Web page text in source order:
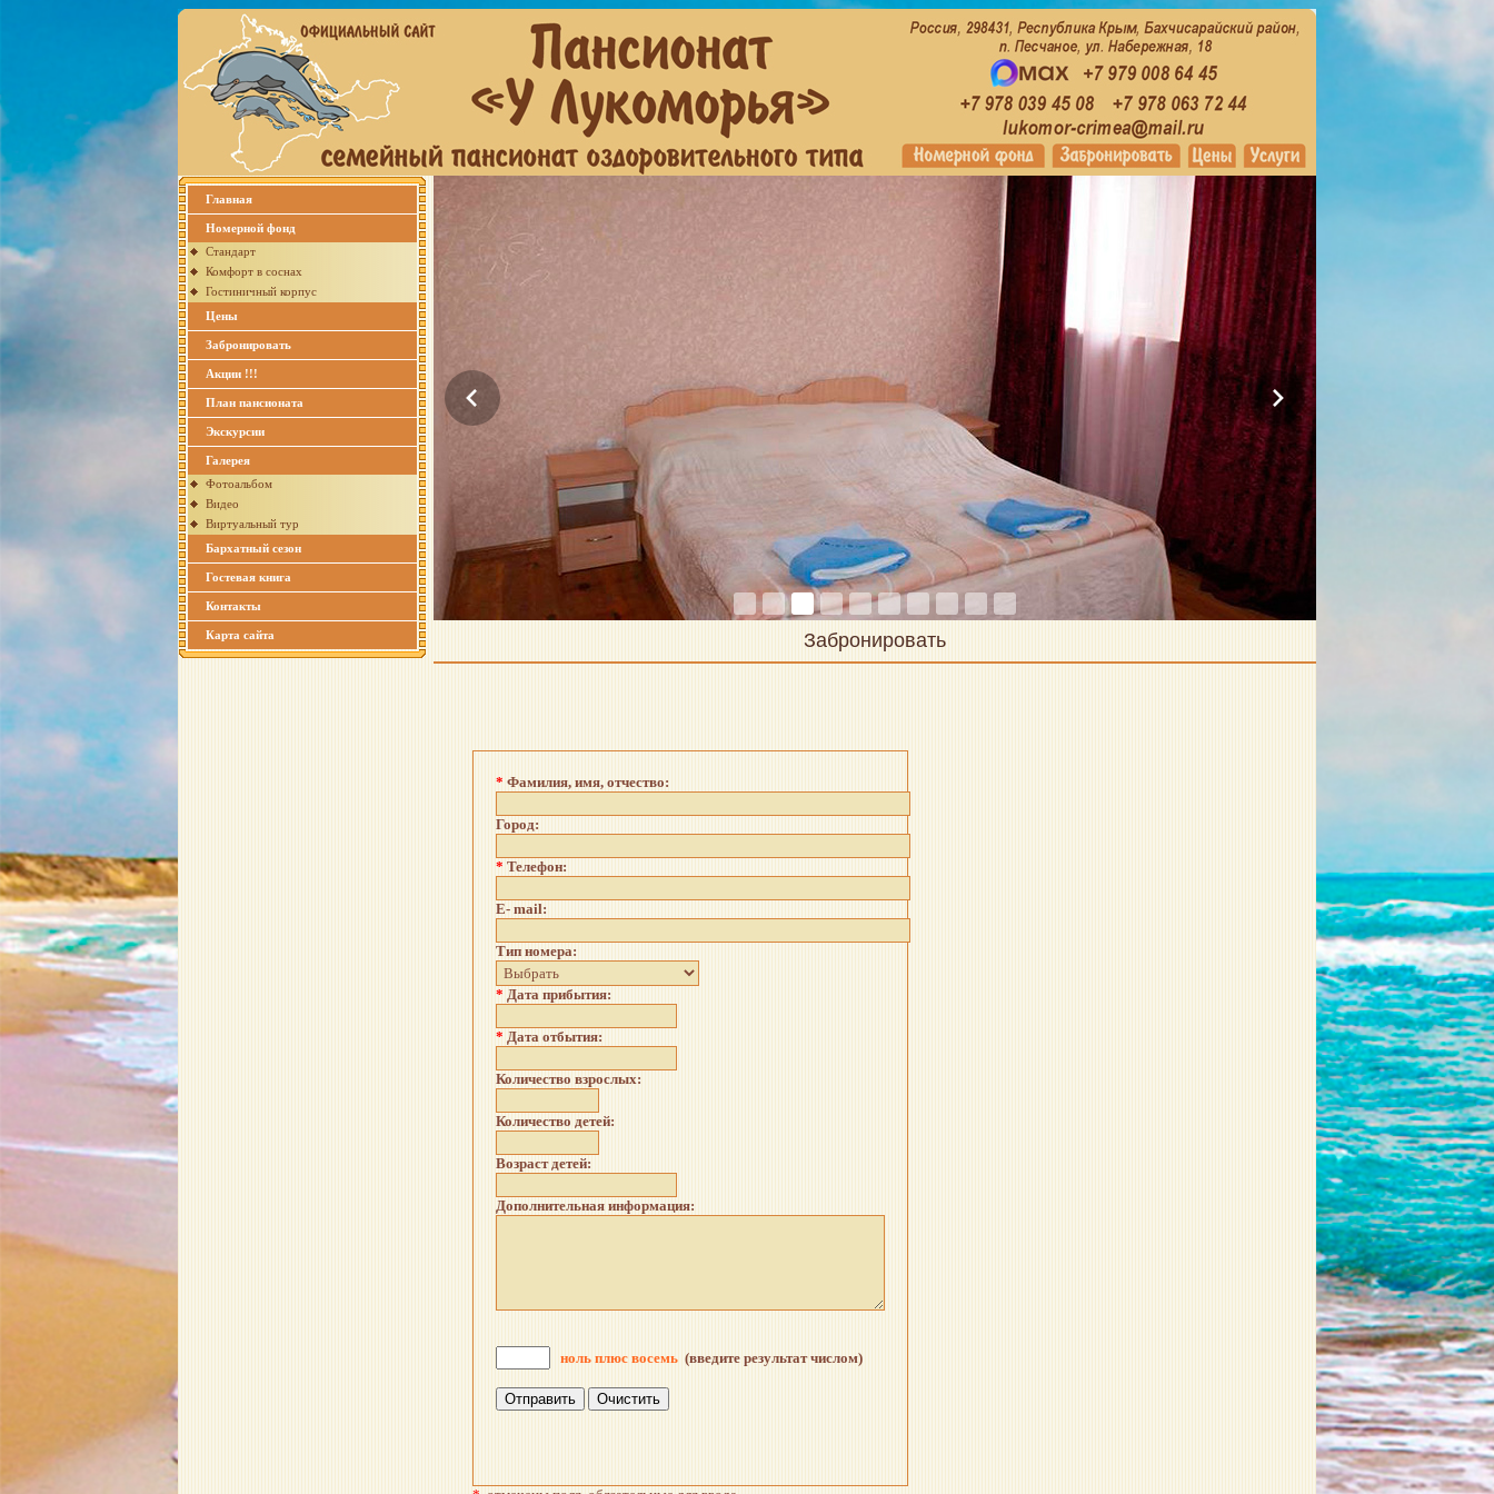
Главная
Номерной фонд
Стандарт
Комфорт в соснах
Гостиничный корпус
Цены
Забронировать
Акции !!!
План пансионата
Экскурсии
Галерея
Фотоальбом
Видео
Виртуальный тур
Бархатный сезон
Гостевая книга
Контакты
Карта сайта Забронировать
* Фамилия, имя, отчество:
Город:
* Телефон:
E- mail:
Тип номера:
* Дата прибытия:
* Дата отбытия:
Количество взрослых:
Количество детей:
Возраст детей:
Дополнительная информация:
ноль плюс восемь (введите результат числом)